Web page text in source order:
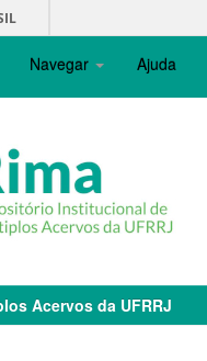
Navegar Ajuda
Acervos da UFRRJ